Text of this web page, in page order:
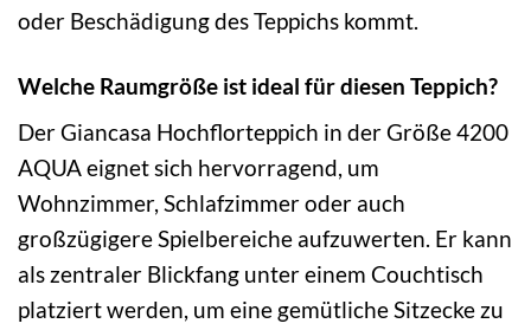
oder Beschädigung des Teppichs kommt.
Welche Raumgröße ist ideal für diesen Teppich?
Der Giancasa Hochflorteppich in der Größe 4200
AQUA eignet sich hervorragend, um
Wohnzimmer, Schlafzimmer oder auch
großzügigere Spielbereiche aufzuwerten. Er kann
als zentraler Blickfang unter einem Couchtisch
platziert werden, um eine gemütliche Sitzecke zu